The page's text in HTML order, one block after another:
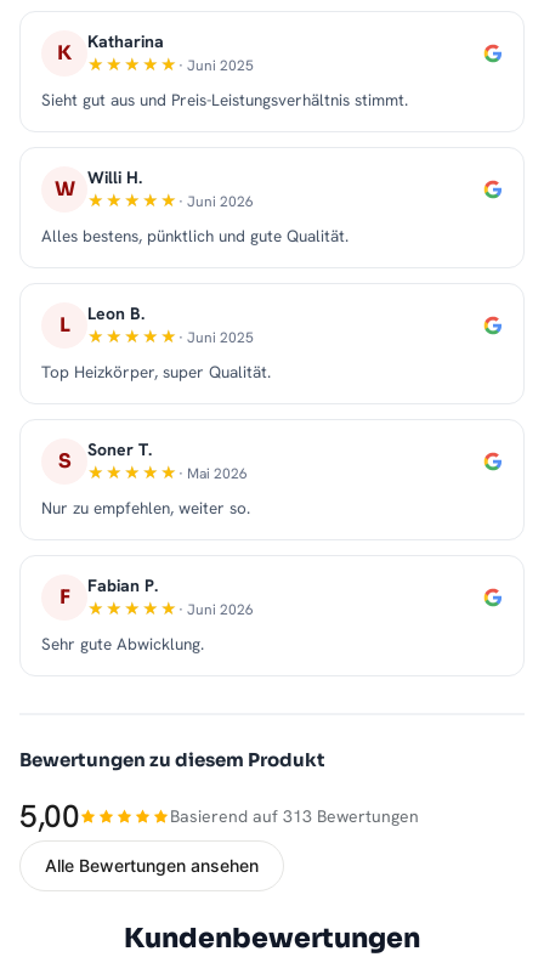
K Katharina
· Juni 2025
Sieht gut aus und Preis-Leistungsverhältnis stimmt.
W Willi H.
· Juni 2026
Alles bestens, pünktlich und gute Qualität.
L Leon B.
· Juni 2025
Top Heizkörper, super Qualität.
S Soner T.
· Mai 2026
Nur zu empfehlen, weiter so.
F Fabian P.
· Juni 2026
Sehr gute Abwicklung.
Bewertungen zu diesem Produkt
5,00 Basierend auf 313 Bewertungen
Alle Bewertungen ansehen
Kundenbewertungen